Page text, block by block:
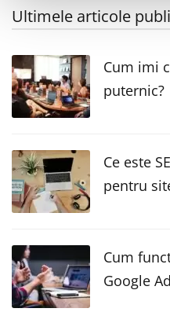
Ultimele articole
Cum imi
puternic?
Ce este
pentru
Cum
Google